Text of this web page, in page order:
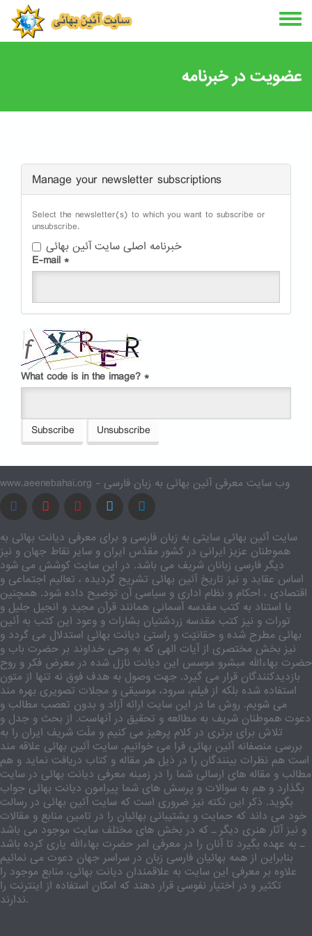
Skip
main
عضویت در خبرنامه
Manage your newsletter subscriptions
Select the newsletter(s) to which you want to subscribe or
unsubscribe.
خبرنامه اصلی سایت آئین بهائی
E-mail *
What code is in the image? *
Subscribe Unsubscribe
www.aeenebahai.org - وب سایت معرفی آئین بهائی به زبان فارسی
سایت آئین بهائی سایتی به زبان فارسی و برای معرفی دیانت بهائی به
هموطنان عزیز ایرانی در کشور مقدّس ایران و سایر نقاط جهان و نیز
دیگر فارسی زبانان شریف می باشد. در این سایت کوشش می شود
اساس عقاید و نیز تاریخ آئین بهائی تشریح گردیده ، تعالیم اجتماعی و
اقتصادی ، احکام و نظام اداری و سیاسی آن توضیح داده شود. همچنین
با استناد به کتب مقدسه آسمانی همانند قرآن مجید و انجیل جلیل و
تورات و نیز کتب مقدسه زردشتیان بشارات و وعود این کتب به آئین
بهائی مطرح شده و حقانیّت و راستی دیانت بهائی استدلال می گردد و
نیز بخش مختصری از آیات الهی که به وحی خداوند بر حضرت باب و
حضرت بهاءالله مبشرو موسس این دیانت نازل شده در معرض فکر و روح
بازدیدکنندگان قرار می گیرد. جهت وصول به هدف فوق نه تنها از متون
استفاده شده بلکه از فیلم، سرود، موسیقی و مجلات تصویری بهره مند
می شویم. روش ما در این سایت ارائه آزاد و بدون تعصب مطالب و
دعوت هموطنان شریف به مطالعه و تحقیق در آنهاست. از بحث و جدل و
تلاش برای برتری در کلام پرهیز می کنیم و ملّت شریف ایران را به
بررسی منصفانه آئین بهائی فرا می خوانیم. سایت آئین بهائی علاقه مند
است هم نظرات بینندگان را در ذیل هر مقاله و کتاب دریافت نماید و هم
مطالب و مقاله های ارسالی شما را در زمینه معرفی دیانت بهائی در سایت
بگذارد و هم به سوالات و پرسش های شما پیرامون دیانت بهائی جواب
بگوید. ذکر این نکته نیز ضروری است که سایت آئین بهائی در رسالت
خود می داند که حمایت و پشتیبانی بهائیان را در تامین منابع و مقالات
و نیز آثار هنری دیگر ـ که در بخش های مختلف سایت موجود می باشد
ـ به عهده بگیرد تا آنان را در معرفی امر حضرت بهاءالله یاری کرده باشد
بنابراین از همه بهائیان فارسی زبان در سراسر جهان دعوت می نمائیم
علاوه بر معرفی این سایت به علاقمندان دیانت بهائی، منابع موجود را
تکثیر و در اختیار نفوسی قرار دهند که امکان استفاده از اینترنت را
ندارند.